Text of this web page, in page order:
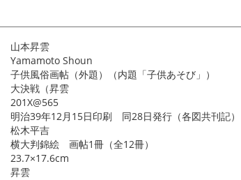
山本昇雲
Yamamoto Shoun
子供風俗画帖（外題）（内題「子供あそび」）
大決戦（昇雲
201X@565
明治39年12月15日印刷 同28日発行（各図共刊記
松木平吉
横大判錦絵 画帖1冊（全12冊）
23.7×17.6cm
昇雲